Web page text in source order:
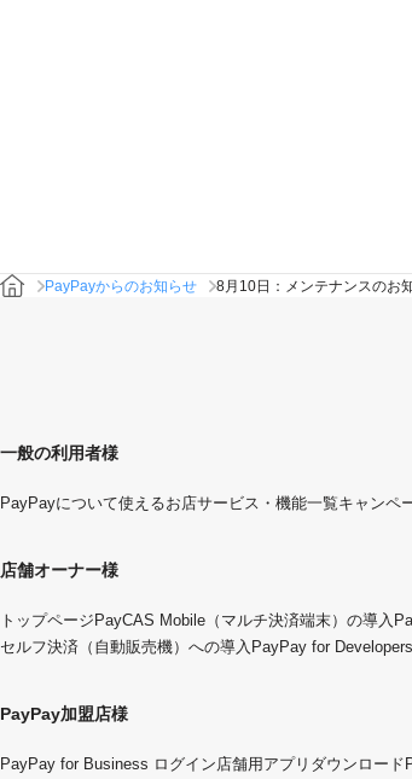
PayPayからのお知らせ 8月10日：メンテナンスのお
一般の利用者様
PayPayについて使えるお店サービス・機能一覧キャンペ
店舗オーナー様
トップページ PayCAS Mobile（マルチ決済端末）の導入
セルフ決済（自動販売機）への導入 PayPay for Developers
PayPay加盟店様
PayPay for Business ログイン店舗用アプリダウンロード